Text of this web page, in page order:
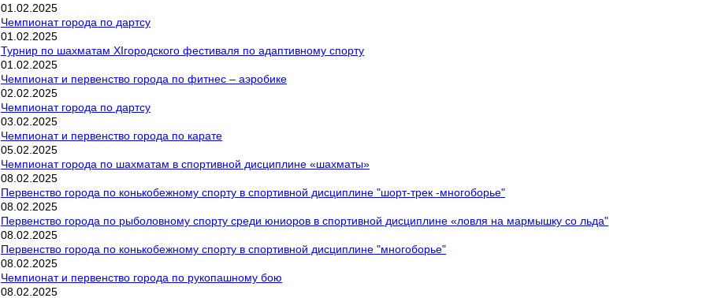
01 02 2025
Чемпионат города по дартсу
01 02 2025
Турнир по шахматам ХIгородского фестиваля по адаптивному спорту
01 02 2025
Чемпионат и первенство города по фитнес – аэробике
02 02 2025
Чемпионат города по дартсу
03 02 2025
Чемпионат и первенство города по карате
05 02 2025
Чемпионат города по шахматам в спортивной дисциплине «шахматы»
08 02 2025
Первенство города по конькобежному спорту в спортивной дисциплине "шорт-трек -многоборье"
08 02 2025
Первенство города по рыболовному спорту среди юниоров в спортивной дисциплине «ловля на мармышку со льда"
08 02 2025
Первенство города по конькобежному спорту в спортивной дисциплине "многоборье"
08 02 2025
Чемпионат и первенство города по рукопашному бою
08 02 2025